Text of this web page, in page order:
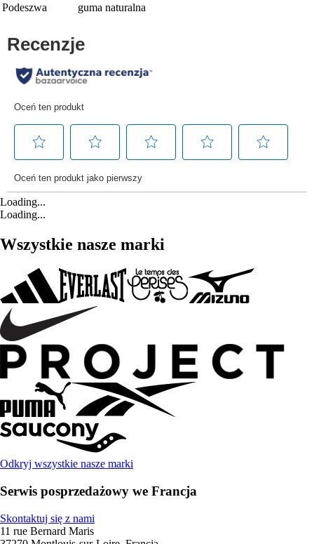
Podeszwa guma naturalna
Loading...
Loading...
Wszystkie nasze marki
Odkryj wszystkie nasze marki
Serwis posprzedażowy we Francja
Skontaktuj się z nami
11 rue Bernard Maris